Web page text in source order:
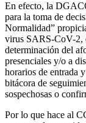
En efecto, la
para la toma de
Normalidad”
virus SARS-CoV-2,
determinación del
presenciales y/o a
horarios de entrada
bitácora de
sospechosas o
Por lo que hace al